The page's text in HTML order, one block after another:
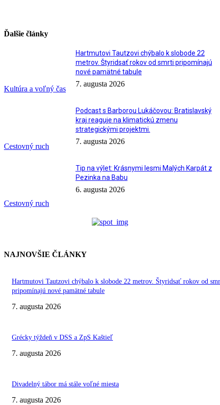
Ďalšie články
Kultúra a voľný čas
Hartmutovi Tautzovi chýbalo k slobode 22
metrov. Štyridsať rokov od smrti pripomínajú
nové pamätné tabule
7. augusta 2026
Cestovný ruch
Podcast s Barborou Lukáčovou: Bratislavský
kraj reaguje na klimatickú zmenu
strategickými projektmi.
7. augusta 2026
Cestovný ruch
Tip na výlet: Krásnymi lesmi Malých Karpát z
Pezinka na Babu
6. augusta 2026
NAJNOVŠIE ČLÁNKY
Hartmutovi Tautzovi chýbalo k slobode 22 metrov. Štyridsať rokov od
pripomínajú nové pamätné tabule
7. augusta 2026
Grécky týždeň v DSS a ZpS Kaštieľ
7. augusta 2026
Divadelný tábor má stále voľné miesta
7. augusta 2026